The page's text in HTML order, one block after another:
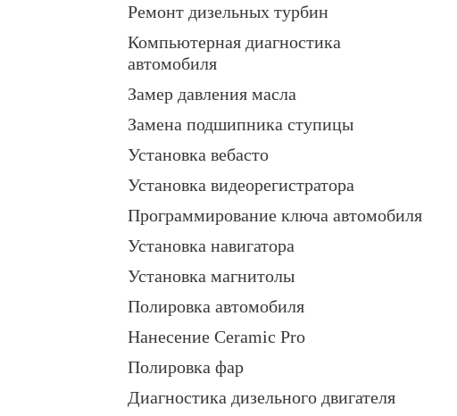
Ремонт дизельных турбин
Компьютерная диагностика
автомобиля
Замер давления масла
Замена подшипника ступицы
Установка вебасто
Установка видеорегистратора
Программирование ключа автомобиля
Установка навигатора
Установка магнитолы
Полировка автомобиля
Нанесение Ceramic Pro
Полировка фар
Диагностика дизельного двигателя